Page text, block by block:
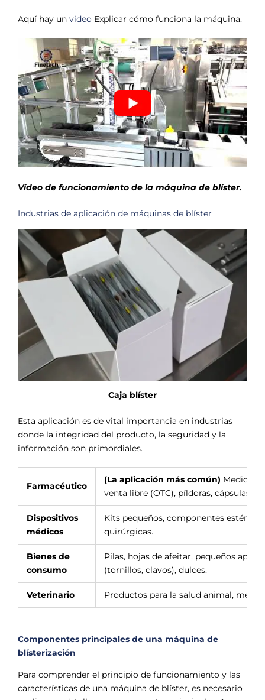
Aquí hay un video Explicar cómo funciona la máquina.
Vídeo de funcionamiento de la máquina de blíster.
Industrias de aplicación de máquinas de blíster
Caja blíster
Esta aplicación es de vital importancia en industrias
donde la integridad del producto, la seguridad y la
información son primordiales.
Farmacéutico
(La aplicación más común)
venta libre (OTC), píldoras, cápsulas,
Dispositivos
médicos
Kits pequeños, componentes
quirúrgicas.
Bienes de
consumo
Pilas, hojas de afeitar, pequeños
(tornillos, clavos), dulces.
Veterinario Productos para la salud animal,
Componentes principales de una máquina de
blísterización
Para comprender el principio de funcionamiento y las
características de una máquina de blíster, es necesario